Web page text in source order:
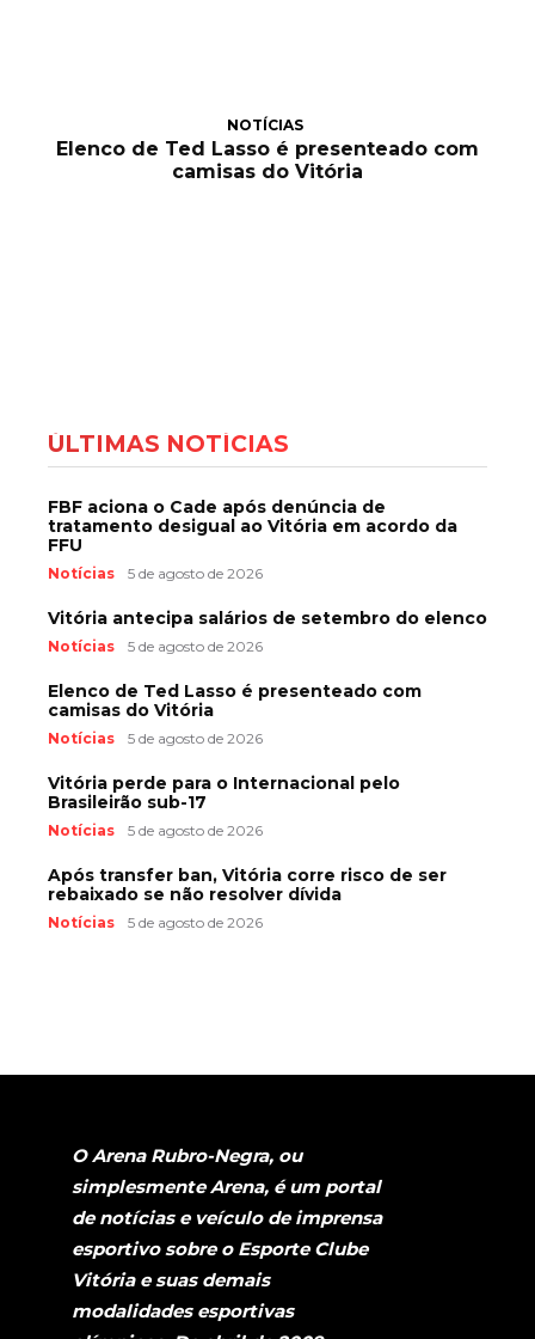
NOTÍCIAS
Elenco de Ted Lasso é presenteado com
camisas do Vitória
ÚLTIMAS NOTÍCIAS
FBF aciona o Cade após denúncia de
tratamento desigual ao Vitória em acordo da
FFU
Notícias 5 de agosto de 2026
Vitória antecipa salários de setembro do elenco
Notícias 5 de agosto de 2026
Elenco de Ted Lasso é presenteado com
camisas do Vitória
Notícias 5 de agosto de 2026
Vitória perde para o Internacional pelo
Brasileirão sub-17
Notícias 5 de agosto de 2026
Após transfer ban, Vitória corre risco de ser
rebaixado se não resolver dívida
Notícias 5 de agosto de 2026
O Arena Rubro-Negra, ou
simplesmente Arena, é um portal
de notícias e veículo de imprensa
esportivo sobre o Esporte Clube
Vitória e suas demais
modalidades esportivas